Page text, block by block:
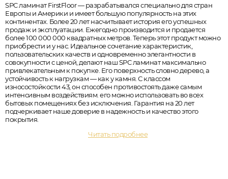
SPC ламинат FirstFloor — разрабатывался специально для стран
Европы и Америки и имеет большую популярность на этих
континентах. Более 20 лет насчитывает история его успешных
продаж и эксплуатации. Ежегодно производится и продается
более 100 000 000 квадратных метров. Теперь этот продукт можно
приобрести и у нас. Идеальное сочетание характеристик,
пользовательских качеств и одновременно элегантности в
совокупности с ценой, делают наш SPC ламинат максимально
привлекательным к покупке. Его поверхность словно дерево, а
устойчивость к нагрузкам — как у камня. С классом
износостойкости 43, он способен противостоять даже самым
интенсивным воздействиям. его можно использовать во всех
бытовых помещениях без исключения. Гарантия на 20 лет
подчеркивает наше доверие в надежность и качество этого
покрытия.
Читать подробнее